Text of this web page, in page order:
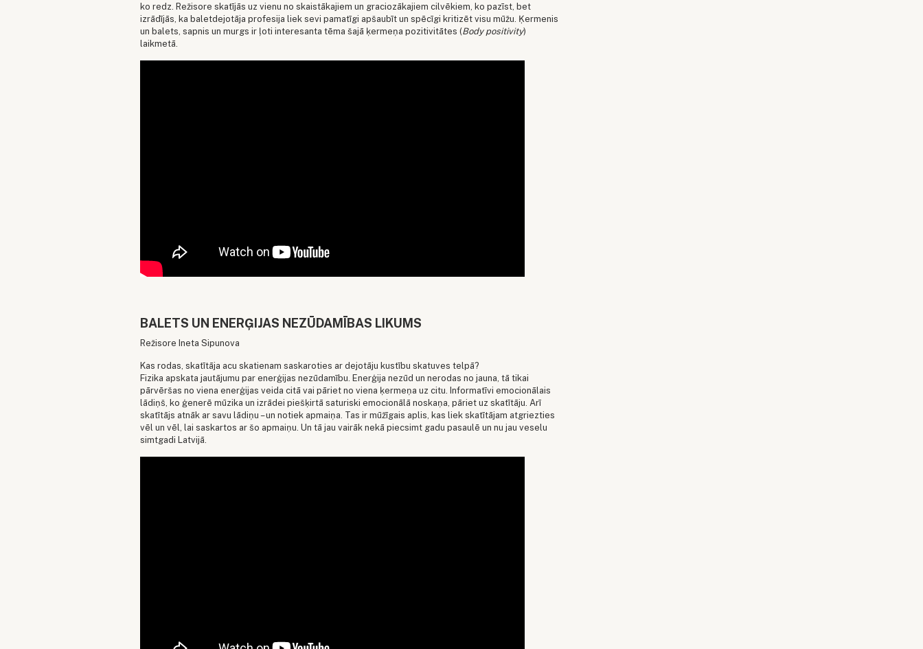
ko redz. Režisore skatījās uz vienu no skaistākajiem un graciozākajiem cilvēkiem, ko pazīst, bet
izrādījās, ka baletdejotāja profesija liek sevi pamatīgi apšaubīt un spēcīgi kritizēt visu mūžu. Ķermenis
un balets, sapnis un murgs ir ļoti interesanta tēma šajā ķermeņa pozitivitātes (Body positivity)
laikmetā.
BALETS UN ENERĢIJAS NEZŪDAMĪBAS LIKUMS
Režisore Ineta Sipunova
Kas rodas, skatītāja acu skatienam saskaroties ar dejotāju kustību skatuves telpā?
Fizika apskata jautājumu par enerģijas nezūdamību. Enerģija nezūd un nerodas no jauna, tā tikai
pārvēršas no viena enerģijas veida citā vai pāriet no viena ķermeņa uz citu. Informatīvi emocionālais
lādiņš, ko ģenerē mūzika un izrādei piešķirtā saturiski emocionālā noskaņa, pāriet uz skatītāju. Arī
skatītājs atnāk ar savu lādiņu – un notiek apmaiņa. Tas ir mūžīgais aplis, kas liek skatītājam atgriezties
vēl un vēl, lai saskartos ar šo apmaiņu. Un tā jau vairāk nekā piecsimt gadu pasaulē un nu jau veselu
simtgadi Latvijā.